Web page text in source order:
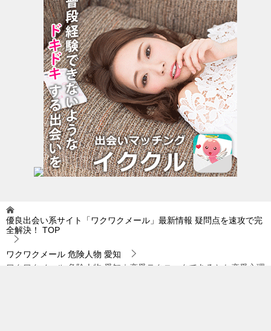
優良出会い系サイト「ワクワクメール」最新情報 疑問点を速攻で完
全解決！
TOP
ワクワクメール 危険人物 愛知
ワクワクメール 危険人物 愛知｜恋愛テクニックであるとか恋愛心理